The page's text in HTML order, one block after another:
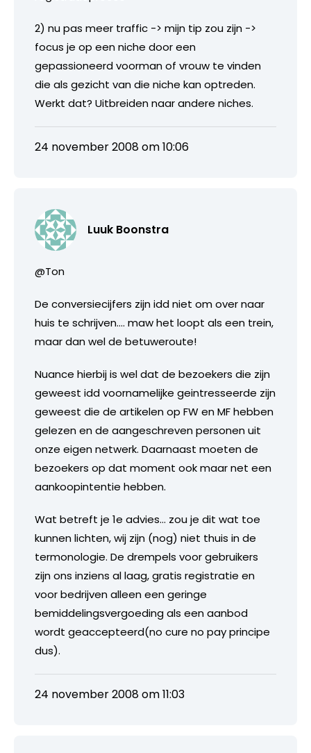
2) nu pas meer traffic -> mijn tip zou zijn ->
focus je op een niche door een
gepassioneerd voorman of vrouw te vinden
die als gezicht van die niche kan optreden.
Werkt dat? Uitbreiden naar andere niches.
24 november 2008 om 10:06
Luuk Boonstra
@Ton
De conversiecijfers zijn idd niet om over naar
huis te schrijven…. maw het loopt als een trein,
maar dan wel de betuweroute!
Nuance hierbij is wel dat de bezoekers die zijn
geweest idd voornamelijke geintresseerde zijn
geweest die de artikelen op FW en MF hebben
gelezen en de aangeschreven personen uit
onze eigen netwerk. Daarnaast moeten de
bezoekers op dat moment ook maar net een
aankoopintentie hebben.
Wat betreft je 1e advies… zou je dit wat toe
kunnen lichten, wij zijn (nog) niet thuis in de
termonologie. De drempels voor gebruikers
zijn ons inziens al laag, gratis registratie en
voor bedrijven alleen een geringe
bemiddelingsvergoeding als een aanbod
wordt geaccepteerd(no cure no pay principe
dus).
24 november 2008 om 11:03